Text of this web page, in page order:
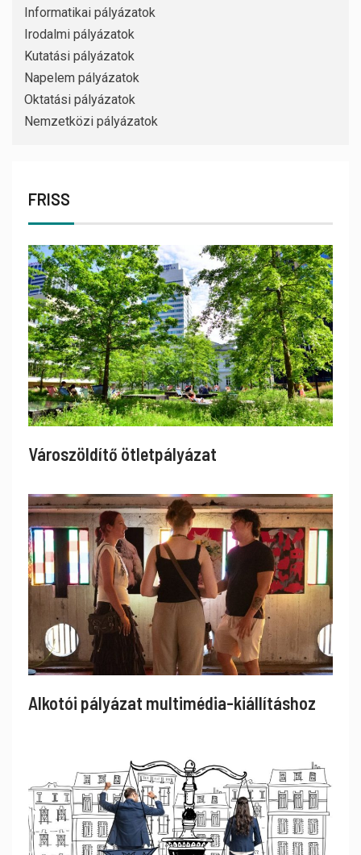
Informatikai pályázatok
Irodalmi pályázatok
Kutatási pályázatok
Napelem pályázatok
Oktatási pályázatok
Nemzetközi pályázatok
FRISS
Városzöldítő ötletpályázat
Alkotói pályázat multimédia-kiállításhoz